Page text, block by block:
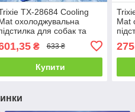
TX-28684 Cooling
охолоджувальна
для собак та
₴ 633 ₴
Купити
Mat